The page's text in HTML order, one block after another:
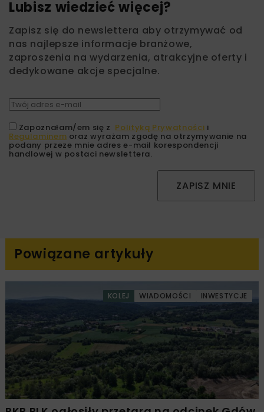
Lubisz wiedzieć więcej?
Zapisz się do newslettera aby otrzymywać od
nas najlepsze informacje branżowe,
zaproszenia na wydarzenia, atrakcyjne oferty i
dedykowane akcje specjalne.
Zapoznałam/em się z Polityką Prywatności i
Regulaminem oraz wyrażam zgodę na otrzymywanie na
podany przeze mnie adres e-mail korespondencji
handlowej w postaci newslettera.
ZAPISZ MNIE
Powiązane artykuły
KOLEJ WIADOMOŚCI INWESTYCJE